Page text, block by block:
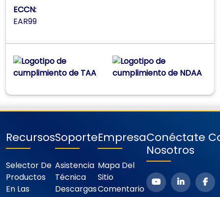
ECCN:
EAR99
Recursos
Selector De
Productos
En Las
Soporte
Asistencia
Técnica
Descargas
Empresa
Mapa Del
Sitio
Comentario
Conéctate
Nosotros